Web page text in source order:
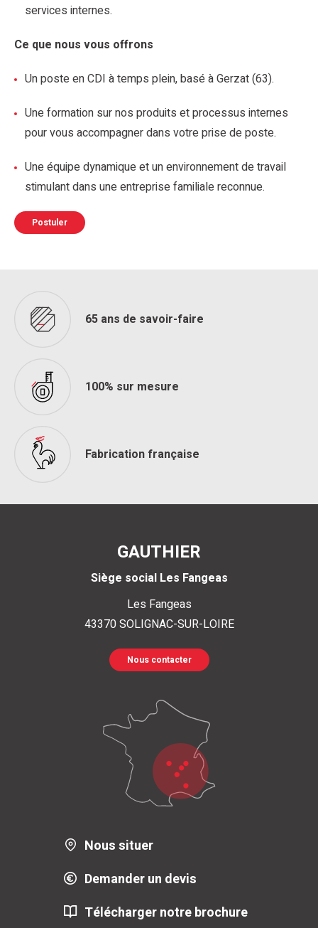
services internes.
Ce que nous vous offrons
Un poste en CDI à temps plein, basé à Gerzat (63).
Une formation sur nos produits et processus internes
pour vous accompagner dans votre prise de poste.
Une équipe dynamique et un environnement de travail
stimulant dans une entreprise familiale reconnue.
Postuler
65 ans de savoir-faire
100% sur mesure
Fabrication française
GAUTHIER
Siège social Les Fangeas
Les Fangeas
43370SOLIGNAC-SUR-LOIRE
Nous contacter
Nous situer
Demander un devis
Télécharger notre brochure